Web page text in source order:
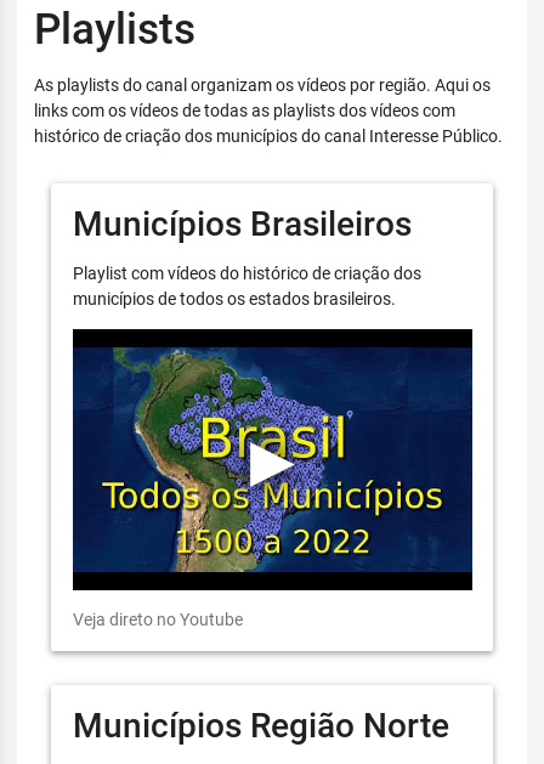
Playlists
As playlists do canal organizam os vídeos por região. Aqui os
links com os vídeos de todas as playlists dos vídeos com
histórico de criação dos municípios do canal Interesse Público.
Municípios Brasileiros
Playlist com vídeos do histórico de criação dos
municípios de todos os estados brasileiros.
Veja direto no Youtube
Municípios Região Norte